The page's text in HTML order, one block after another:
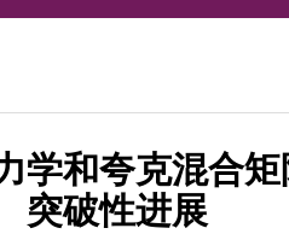
学和夸克混合
突破性进展